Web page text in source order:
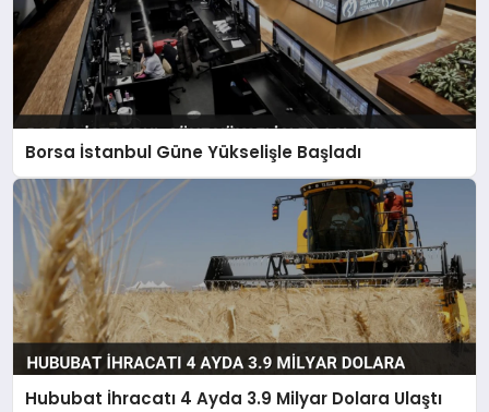
Borsa İstanbul Güne Yükselişle Başladı
Hububat İhracatı 4 Ayda 3.9 Milyar Dolara Ulaştı